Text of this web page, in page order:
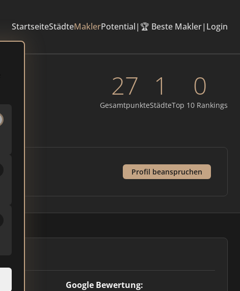
StartseiteStädteMaklerPotential| 🏆 Beste Makler| Login
27
Gesamtpunkte
1
Städte
0
Top 10 Rankings
Profil beanspruchen
Google Bewertung: